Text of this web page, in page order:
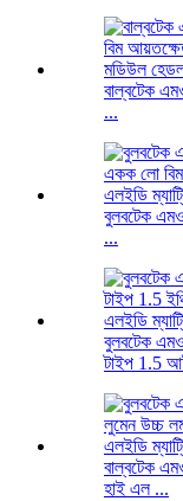
বাল্বটেক
...
বুলবটেক
...
বুলবটেক
টাইপ 1.5
বাল্বটেক
হাই এল ...